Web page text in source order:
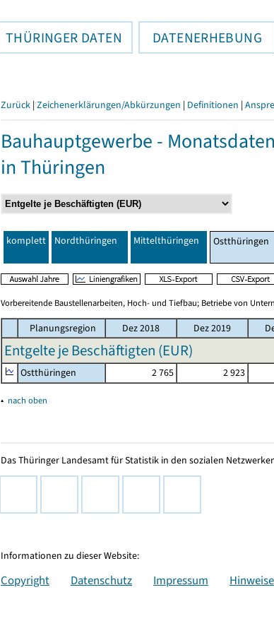
THÜRINGER DATEN DATENERHEBUNG
Zurück | Zeichenerklärungen/Abkürzungen | Definitionen |
Bauhauptgewerbe -
in Thüringen
komplett Nordthüringen Mittelthüringen Ostthüringen
Vorbereitende Baustellenarbeiten, Hoch- und Tiefbau; Betriebe von
Planungsregion Dez 2018 Dez 2019
Entgelte je Beschäftigten (EUR)
Ostthüringen 2 765 2 923
▴ nach oben
Das Thüringer Landesamt für Statistik in den sozialen
Informationen zu dieser Website:
Copyright Datenschutz Impressum